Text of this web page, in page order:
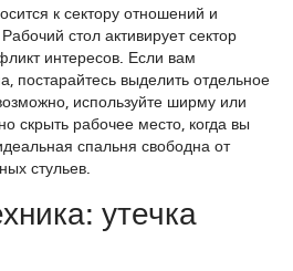
к сектору отношений и
стол активирует сектор
интересов. Если вам
постарайтесь выделить отдельное
используйте ширму или
скрыть рабочее место, когда вы
спальня свободна от
стульев.
утечка